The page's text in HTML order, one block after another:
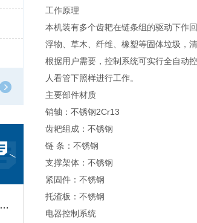
从选型到维护：旋转式格栅清污机全解析
工作原理
本机装有多个齿耙在链条组的驱动下作
浮物、草木、纤维、橡塑等固体垃圾，
根据用户需要，控制系统可实行全自动
人看管下照样进行工作。
主要部件材质
销轴：不锈钢2Cr13
齿耙组成：不锈钢
链 条：不锈钢
支撑架体：不锈钢
紧固件：不锈钢
托渣板：不锈钢
电器控制系统